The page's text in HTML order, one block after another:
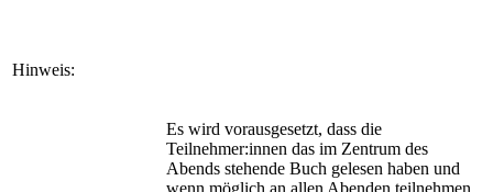
Hinweis:
Es wird vorausgesetzt, dass die
Teilnehmer:innen das im Zentrum des
Abends stehende Buch gelesen haben und